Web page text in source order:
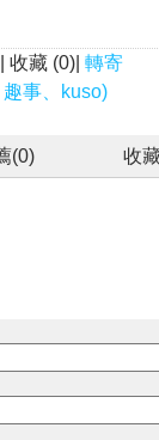
收藏 (0)| 轉寄
事、kuso)
(0) 收